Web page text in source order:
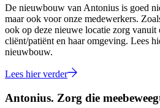
De nieuwbouw van Antonius is goed
maar ook voor onze medewerkers.
ook op deze nieuwe locatie zorg vanuit
cliënt/patiënt en haar omgeving. Lees
nieuwbouw.
Lees hier verder
Antonius. Zorg die